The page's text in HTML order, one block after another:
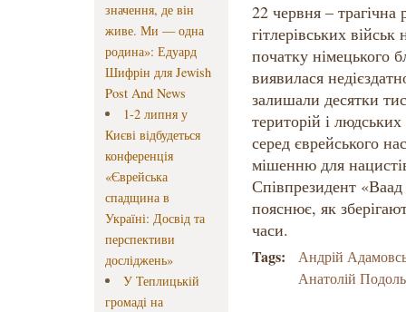
значення, де він
живе. Ми — одна
родина»: Едуард
Шифрін для Jewish
Post And News
1-2 липня у
Києві відбудеться
конференція
«Єврейська
спадщина в
Україні: Досвід та
перспективи
досліджень»
У Теплицькій
громаді на
22 червня –
гітлерівських
початку німецького
виявилася
залишали десятки
територій і
серед єврейського
мішенню для
Співпрезидент
пояснює, як
часи.
Tags:
Андрій
Анатолій